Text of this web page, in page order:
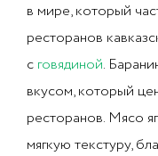
в мире, который
ресторанов
с говядиной.
вкусом, который
ресторанов. Мясо
мягкую текстуру,